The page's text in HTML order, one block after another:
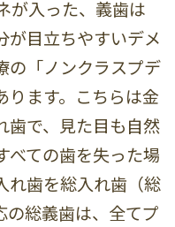
が入った、義歯は
が目立ちやすいデメ
の「ノンクラスプデ
ります。こちらは金
歯で、見た目も自然
べての歯を失った場
れ歯を総入れ歯（総
の総義歯は、全てプ